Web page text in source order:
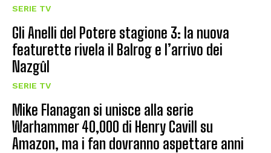
SERIE TV
Gli Anelli del Potere stagione 3: la nuova
featurette rivela il Balrog e l’arrivo dei
Nazgûl
SERIE TV
Mike Flanagan si unisce alla serie
Warhammer 40,000 di Henry Cavill su
Amazon, ma i fan dovranno aspettare anni